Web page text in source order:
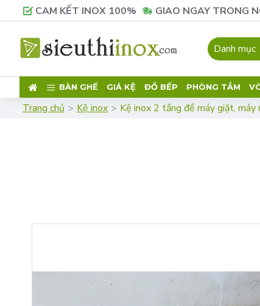
CAM KẾT INOX 100% GIAO NGAY TRONG
Danh mục
BÀN GHẾ GIÁ KỆ ĐỒ BẾP PHÒNG TẮM
Trang chủ Kệ inox Kệ inox 2 tầng để máy giặt, máy